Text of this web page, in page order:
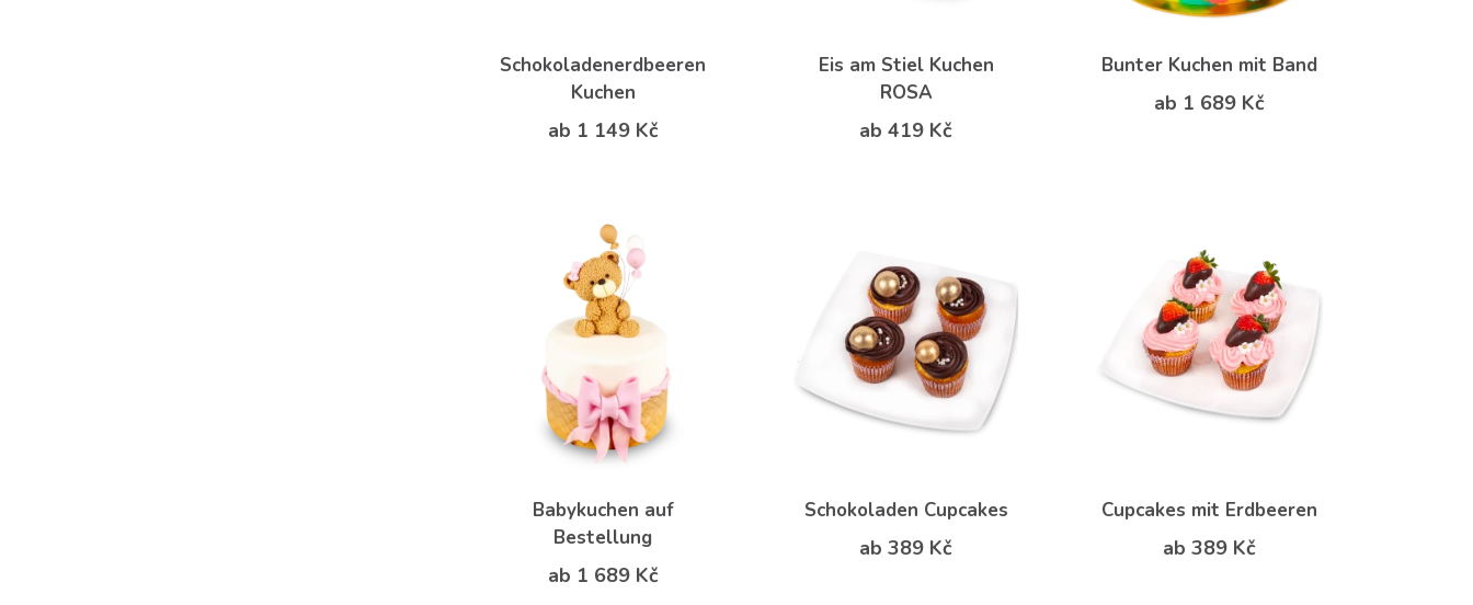
Schokoladenerdbeeren
Kuchen
ab 1 149 Kč
Eis am Stiel Kuchen
ROSA
ab 419 Kč
Bunter Kuchen mit Band
ab 1 689 Kč
Babykuchen auf
Bestellung
ab 1 689 Kč
Schokoladen Cupcakes
ab 389 Kč
Cupcakes mit Erdbeeren
ab 389 Kč